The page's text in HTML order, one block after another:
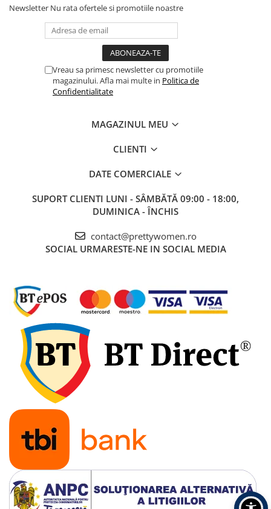
Newsletter Nu rata ofertele si promotiile noastre
Vreau sa primesc newsletter cu promotiile
magazinului. Afla mai multe in Politica de
Confidentialitate
MAGAZINUL MEU
CLIENTI
DATE COMERCIALE
SUPORT CLIENTI LUNI - SÂMBĂTĂ 09:00 - 18:00,
DUMINICA - ÎNCHIS
contact@prettywomen.ro
SOCIAL URMARESTE-NE IN SOCIAL MEDIA